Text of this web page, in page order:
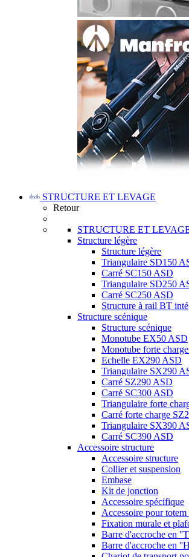
STRUCTURE ET LEVAGE
Retour
STRUCTURE ET
Structure légère
Structure légère
Triangulaire SD150
Carré SC150 ASD
Triangulaire SD250
Carré SC250 ASD
Structure à rail BT
Structure scénique
Structure scénique
Monotube EX50 ASD
Monotube forte
Echelle EX290 ASD
Triangulaire SX290
Carré SZ290 ASD
Carré SC300 ASD
Triangulaire forte
Carré forte charge
Triangulaire SX390
Carré SC390 ASD
Accessoire structure
Accessoire structure
Collier et suspension
Embase
Kit de jonction
Accessoire spécifique
Accessoire pour totem
Fixation murale et
Barre d'accroche en
Barre d'accroche en